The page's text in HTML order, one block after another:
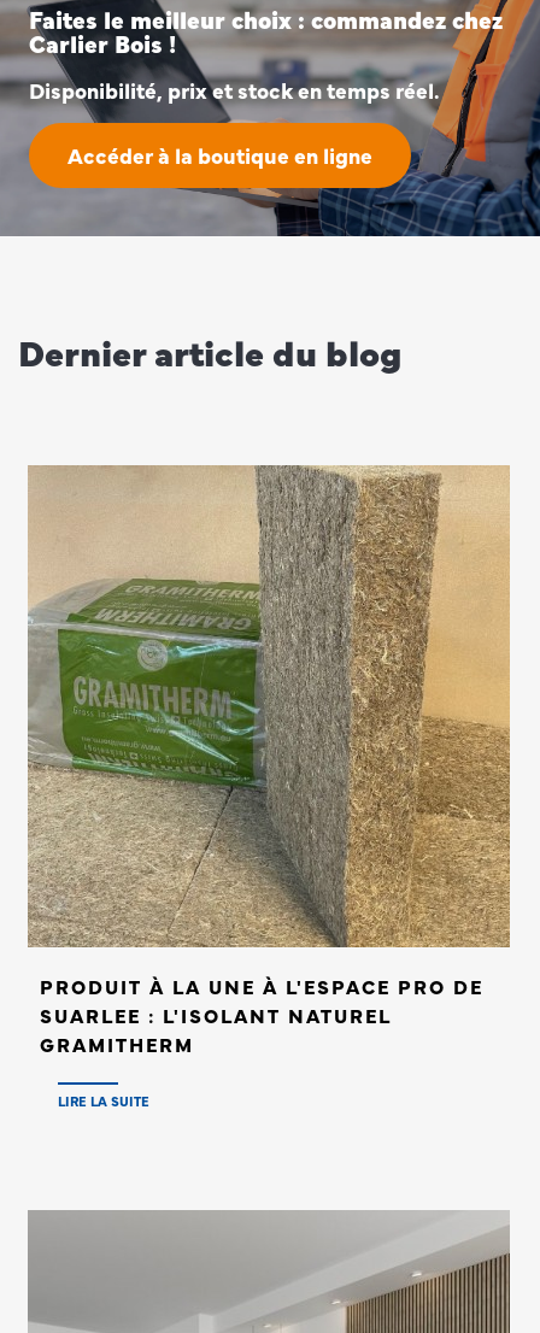
Faites le meilleur choix : commandez chez
Carlier Bois !
Disponibilité, prix et stock en temps réel.
Accéder à la boutique en ligne
Dernier article du blog
PRODUIT À LA UNE À L'ESPACE PRO DE
SUARLEE : L'ISOLANT NATUREL
GRAMITHERM
LIRE LA SUITE